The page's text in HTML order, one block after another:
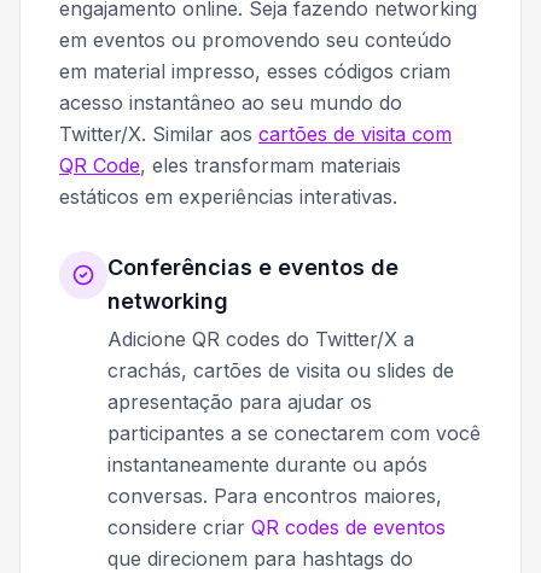
engajamento online. Seja fazendo networking
em eventos ou promovendo seu conteúdo
em material impresso, esses códigos criam
acesso instantâneo ao seu mundo do
Twitter/X. Similar aos cartões de visita com
QR Code, eles transformam materiais
estáticos em experiências interativas.
Conferências e eventos de
networking
Adicione QR codes do Twitter/X a
crachás, cartões de visita ou slides de
apresentação para ajudar os
participantes a se conectarem com você
instantaneamente durante ou após
conversas. Para encontros maiores,
considere criar QR codes de eventos
que direcionem para hashtags do